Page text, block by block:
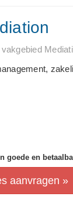
goede en
aanvragen »